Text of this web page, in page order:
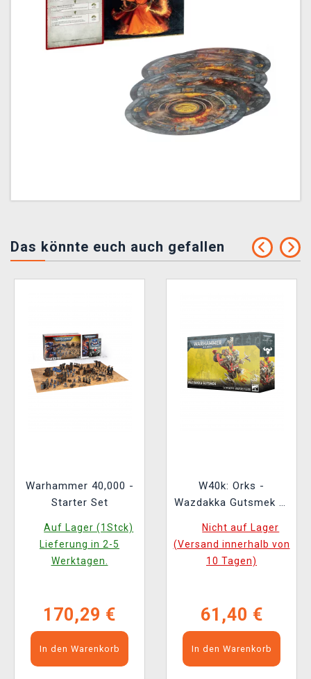
Das könnte euch auch gefallen
Warhammer 40,000 -
Starter Set
Auf Lager (1Stck)
Lieferung in 2-5
Werktagen.
170,29 €
In den Warenkorb
W40k: Orks -
Wazdakka Gutsmek (1
Nicht auf Lager
(Versand innerhalb von
10 Tagen)
61,40 €
In den Warenkorb